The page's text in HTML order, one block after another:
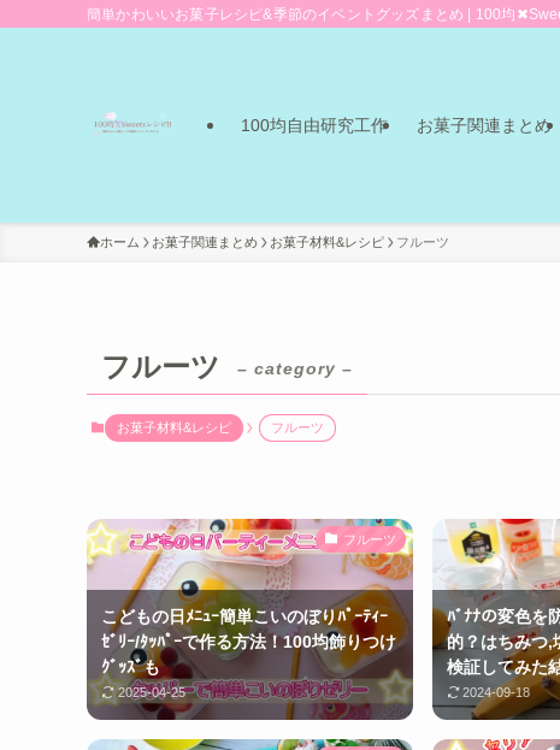
簡単かわいいお菓子レシピ&季節のイベントグッズまとめ | 100均
100均自由研究工作 お菓子関連まとめ
ホーム お菓子関連まとめ お菓子材料&レシピ フルーツ
フルーツ – category –
お菓子材料&レシピ フルーツ
フルーツ
こどもの日ﾒﾆｭｰ簡単こいのぼりﾊﾟｰﾃｨｰ
ｾﾞﾘｰ/ﾀｯﾊﾟｰで作る方法！100均飾りつけ
ｸﾞｯｽﾞも
2025-04-25
ﾊﾞﾅﾅの変色を
的？はちみつ,
検証してみた
2024-09-18